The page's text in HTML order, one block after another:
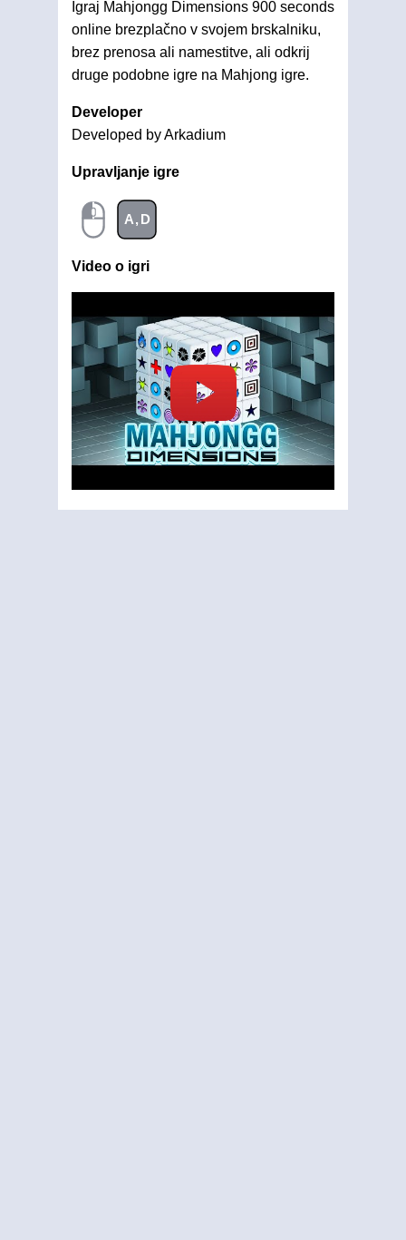
Igraj Mahjongg Dimensions 900 seconds
online brezplačno v svojem brskalniku,
brez prenosa ali namestitve, ali odkrij
druge podobne igre na Mahjong igre.
Developer
Developed by Arkadium
Upravljanje igre
A,D
Video o igri